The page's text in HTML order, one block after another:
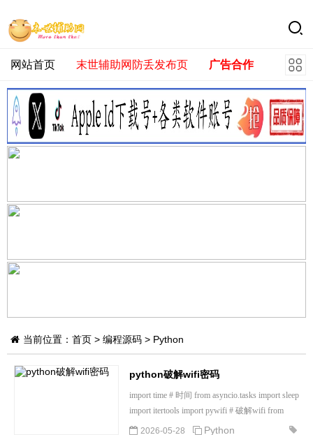
网站首页 末世辅助网防丢发布页 广告合作
当前位置： 首页 > 编程源码 > Python
python破解wifi密码
import time # 时间 from asyncio.tasks import sleep
import itertools import pywifi # 破解wifi from
pywifi imp... [详细]
2026-05-28 Python